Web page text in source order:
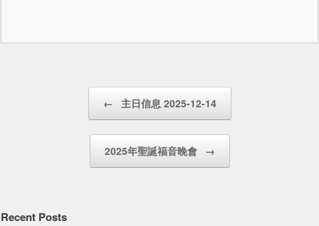
← 主日信息 2025-12-14
2025年聖誕福音晚會 →
Recent Posts